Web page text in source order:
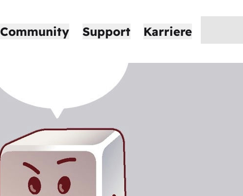
Community Support Karriere